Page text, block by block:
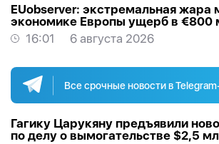
EUobserver: экстремальная жара
экономике Европы ущерб в €800
16:01
6 августа 2026
Все срочные новости в
Гагику Царукяну предъявили
по делу о вымогательстве $2,5